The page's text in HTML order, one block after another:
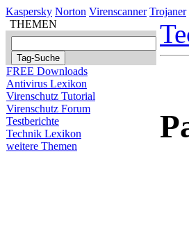
Kaspersky Norton Virenscanner Trojaner
THEMEN
FREE Downloads
Antivirus Lexikon
Virenschutz Tutorial
Virenschutz Forum
Testberichte
Technik Lexikon
weitere Themen